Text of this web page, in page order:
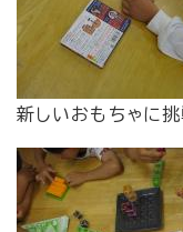
新しいおもちゃに